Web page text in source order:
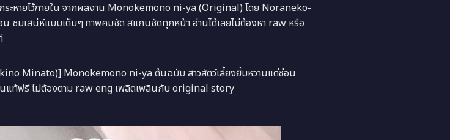
ระหายไว้ภายใน จากผลงาน Monokemono ni-ya (Original) โดย Noraneko-
ชมเสน่ห์แบบเต็มๆ ภาพคมชัด สแกนชัดทุกหน้า อ่านได้เลยไม่ต้องหา raw หรือ
Minato)] Monokemono ni-ya ต้นฉบับ สาวสัตว์เลี้ยงยิ้มหวานแต่ซ่อน
นแท้ฟรี ไม่ต้องตาม raw eng เพลิดเพลินกับ original story